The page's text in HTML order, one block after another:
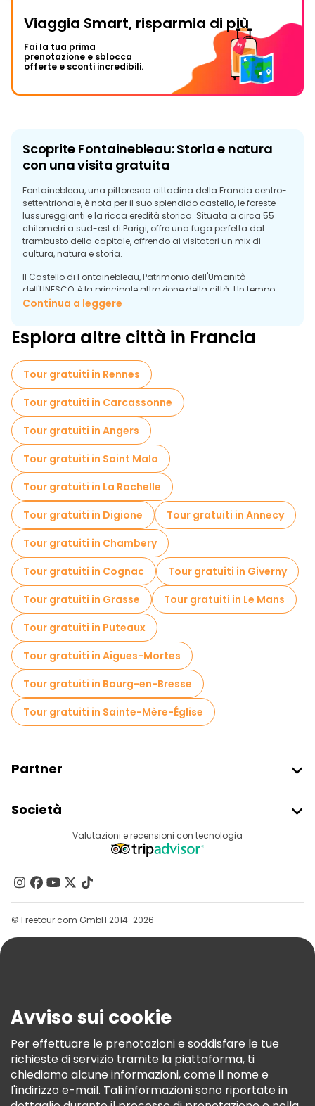
Viaggia Smart, risparmia di più
Fai la tua prima
prenotazione e sblocca
offerte e sconti incredibili.
Scoprite Fontainebleau: Storia e natura
con una visita gratuita
Fontainebleau, una pittoresca cittadina della Francia centro-
settentrionale, è nota per il suo splendido castello, le foreste
lussureggianti e la ricca eredità storica. Situata a circa 55
chilometri a sud-est di Parigi, offre una fuga perfetta dal
trambusto della capitale, offrendo ai visitatori un mix di
cultura, natura e storia.
Il Castello di Fontainebleau, Patrimonio dell'Umanità
dell'UNESCO, è la principale attrazione della città. Un tempo
dimora dei monarchi francesi, da Francesco I a Napoleone III,
decorate, affreschi intricati e ampi giardini. I visitatori possono
esplorare i suoi splendidi interni o fare una piacevole
saperne di più sull'affascinante passato del castello, alcune
guide locali offrono un tour gratuito che permette di conoscere
la vita dei reali che vi risiedevano.
Oltre al castello, Fontainebleau è circondata da una
magnifica foresta che attira escursionisti, scalatori e amanti
della natura. La foresta di Fontainebleau è famosa per le sue
formazioni rocciose uniche e i suoi sentieri panoramici, che la
rendono uno dei luoghi preferiti dagli amanti della vita all'aria
aperta. La città stessa è affascinante, con strade acciottolate,
caffè chic e un'atmosfera rilassata.
Continua a leggere
Esplora altre città in Francia
Tour gratuiti in Rennes
Tour gratuiti in Carcassonne
Tour gratuiti in Angers
Tour gratuiti in Saint Malo
Tour gratuiti in La Rochelle
Tour gratuiti in Digione
Tour gratuiti in Annecy
Tour gratuiti in Chambery
Tour gratuiti in Cognac
Tour gratuiti in Giverny
Tour gratuiti in Grasse
Tour gratuiti in Le Mans
Tour gratuiti in Puteaux
Tour gratuiti in Aigues-Mortes
Tour gratuiti in Bourg-en-Bresse
Tour gratuiti in Sainte-Mère-Église
Partner
Accesso Del Fornitore
Programma Di Affiliazione
Società
Destinazioni
Contattaci
Gruppi
Aiuto
Termini E Condizioni
Informativa Sui Cookie
Freetour Premi
Programma Di Fidelizzazione
Valutazioni e recensioni con tecnologia
© Freetour.com GmbH 2014-2026
Avviso sui cookie
Per effettuare le prenotazioni e soddisfare le tue
richieste di servizio tramite la piattaforma, ti
chiediamo alcune informazioni, come il nome e
l'indirizzo e-mail. Tali informazioni sono riportate in